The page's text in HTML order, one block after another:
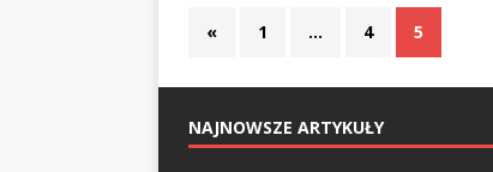
« 1 … 4 5
NAJNOWSZE ARTYKUŁY